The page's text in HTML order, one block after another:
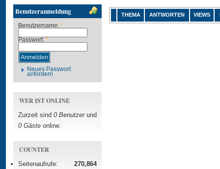
Benutzeranmeldung
Benutzername: *
Passwort: *
Neues Passwort
anfordern
WER IST ONLINE
Zurzeit sind 0 Benutzerund
0 Gäste online.
COUNTER
Seitenaufrufe:
270,864
THEMA ANTWORTEN VIEWS